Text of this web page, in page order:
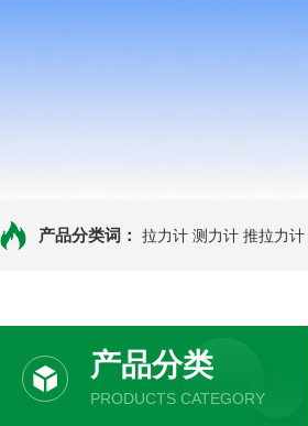
产品分类词： 拉力计 测力计 推拉力计
产品分类
PRODUCTS CATEGORY